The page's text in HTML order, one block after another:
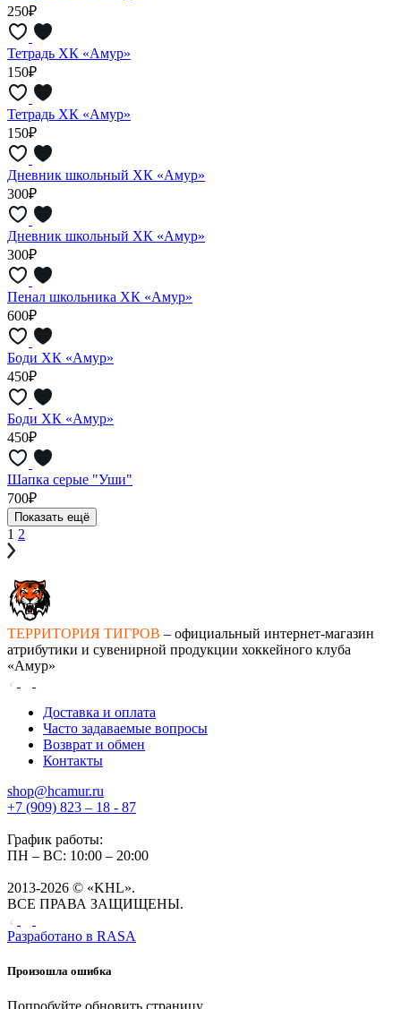
250₽
Тетрадь ХК «Амур»
150₽
Тетрадь ХК «Амур»
150₽
Дневник школьный ХК «Амур»
300₽
Дневник школьный ХК «Амур»
300₽
Пенал школьника ХК «Амур»
600₽
Боди ХК «Амур»
450₽
Боди ХК «Амур»
450₽
Шапка серые "Уши"
700₽
Показать ещё
1 2
ТЕРРИТОРИЯ ТИГРОВ – официальный интернет-магазин
атрибутики и сувенирной продукции хоккейного клуба
«Амур»
Доставка и оплата
Часто задаваемые вопросы
Возврат и обмен
Контакты
shop@hcamur.ru
+7 (909) 823 – 18 - 87
График работы:
ПН – ВС: 10:00 – 20:00
2013-2026 © «KHL».
ВСЕ ПРАВА ЗАЩИЩЕНЫ.
Разработано в RASA
Произошла ошибка